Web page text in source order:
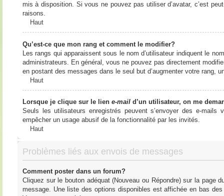
mis à disposition. Si vous ne pouvez pas utiliser d’avatar, c’est
raisons.
Haut
Qu’est-ce que mon rang et comment le modifier?
Les rangs qui apparaissent sous le nom d’utilisateur indiquent le
administrateurs. En général, vous ne pouvez pas directement
en postant des messages dans le seul but d’augmenter votre rang,
Haut
Lorsque je clique sur le lien e-maild’un utilisateur, on me
Seuls les utilisateurs enregistrés peuvent s’envoyer des e-
empêcher un usage abusif de la fonctionnalité par les invités.
Haut
Problèmes liés aux envois de messages
Comment poster dans un forum?
Cliquez sur le bouton adéquat (Nouveau ou Répondre) sur la page
message. Une liste des options disponibles est affichée en bas